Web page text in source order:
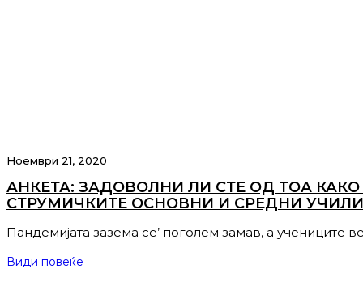
Ноември 21, 2020
АНКЕТА: ЗАДОВОЛНИ ЛИ СТЕ ОД ТОА
СТРУМИЧКИТЕ ОСНОВНИ И СРЕДНИ
Пандемијата зазема се’ поголем замав, а учениците
Види повеќе